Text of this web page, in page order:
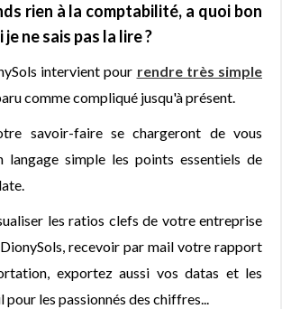
rien à la comptabilité, a quoi bon
ne sais pas la lire ?
intervient pour rendre très simple
comme compliqué jusqu'à présent.
savoir-faire se chargeront de vous
langage simple les points essentiels de
les ratios clefs de votre entreprise
recevoir par mail votre rapport
exportez aussi vos datas et les
pour les passionnés des chiffres...